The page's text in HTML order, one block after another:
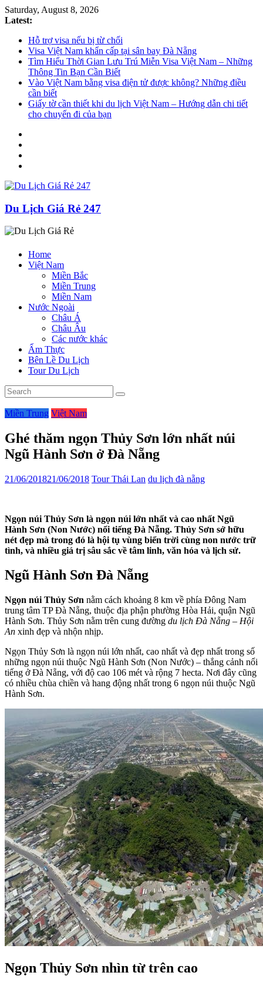
Saturday, August 8, 2026
Latest:
Hỗ trợ visa nếu bị từ chối
Visa Việt Nam khẩn cấp tại sân bay Đà Nẵng
Tìm Hiểu Thời Gian Lưu Trú Miễn Visa Việt Nam – Những
Thông Tin Bạn Cần Biết
Vào Việt Nam bằng visa điện tử được không? Những điều
cần biết
Giấy tờ cần thiết khi du lịch Việt Nam – Hướng dẫn chi tiết
cho chuyến đi của bạn
Du Lịch Giá Rẻ 247
Home
Việt Nam
Miền Bắc
Miền Trung
Miền Nam
Nước Ngoài
Châu Á
Châu Âu
Các nước khác
Ẩm Thực
Bên Lề Du Lịch
Tour Du Lịch
Miền Trung Việt Nam
Ghé thăm ngọn Thủy Sơn lớn nhất núi
Ngũ Hành Sơn ở Đà Nẵng
21/06/201821/06/2018 Tour Thái Lan du lịch đà nẵng
Ngọn núi Thủy Sơn là ngọn núi lớn nhất và cao nhất Ngũ
Hành Sơn (Non Nước) nổi tiếng Đà Nẵng. Thủy Sơn sở hữu
nét đẹp mà trong đó là hội tụ vùng biển trời cùng non nước trữ
tình, và nhiều giá trị sâu sắc về tâm linh, văn hóa và lịch sử.
Ngũ Hành Sơn Đà Nẵng
Ngọn núi Thủy Sơn nằm cách khoảng 8 km về phía Đông Nam
trung tâm TP Đà Nẵng, thuộc địa phận phường Hòa Hải, quận Ngũ
Hành Sơn. Thủy Sơn nằm trên cung đường du lịch Đà Nẵng – Hội
An xinh đẹp và nhộn nhịp.
Ngọn Thủy Sơn là ngọn núi lớn nhất, cao nhất và đẹp nhất trong số
những ngọn núi thuộc Ngũ Hành Sơn (Non Nước) – thắng cảnh nổi
tiếng ở Đà Nẵng, với độ cao 106 mét và rộng 7 hecta. Nơi đây cũng
có nhiều chùa chiền và hang động nhất trong 6 ngọn núi thuộc Ngũ
Hành Sơn.
Ngọn Thủy Sơn nhìn từ trên cao